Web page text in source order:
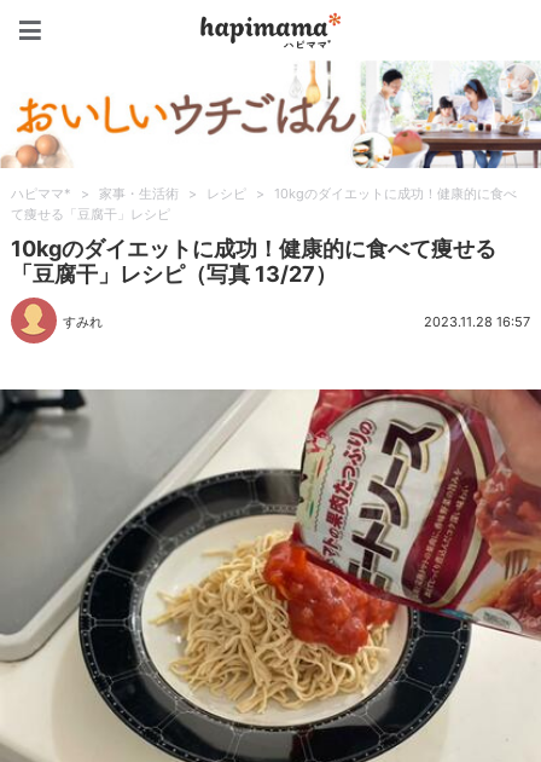
ハピママ* > 家事・生活術 > レシピ >
10kgのダイエットに成功！健康的に食べ
て痩せる「豆腐干」レシピ
10kgのダイエットに成功！健康的に食べて痩せる
「豆腐干」レシピ（写真 13/27）
すみれ 2023.11.28 16:57